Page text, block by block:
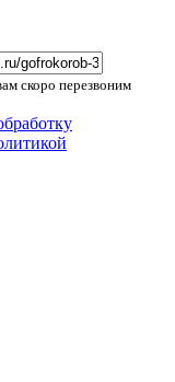
скоро перезвоним